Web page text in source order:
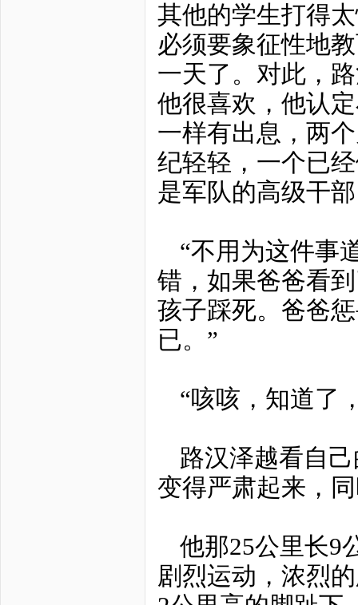
其他的学生打得
必须要象征性地
一天了。对此，
他很喜欢，他认
一样有出息，两
纪轻轻，一个已
是军队的高级干
“不用为这件事
错，如果爸爸看
孩子踩死。爸爸
已。”
“咳咳，知道了
路汉泽越看自
变得严肃起来，
他那25公里长9
剧烈运动，浓烈